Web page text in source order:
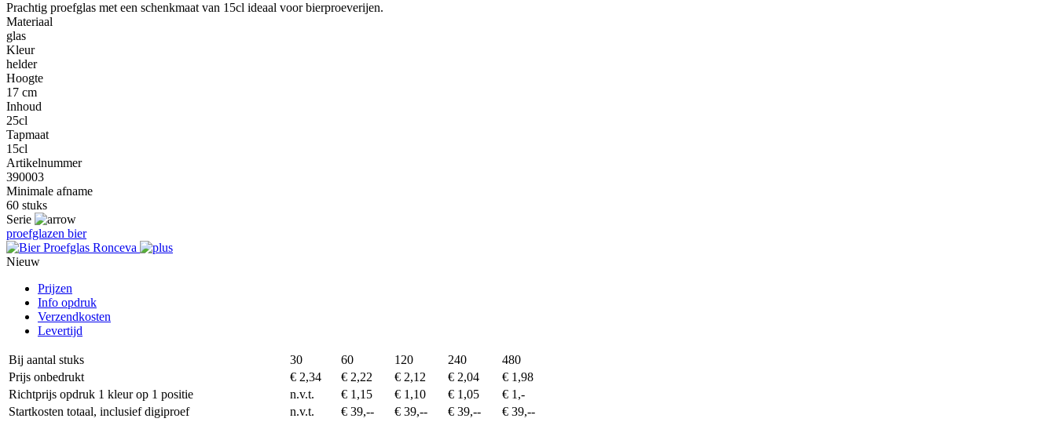
Prachtig proefglas met een schenkmaat van 15cl ideaal voor bierproeverijen.
Materiaal
glas
Kleur
helder
Hoogte
17 cm
Inhoud
25cl
Tapmaat
15cl
Artikelnummer
390003
Minimale afname
60 stuks
Serie
proefglazen bier
Nieuw
Prijzen
Info opdruk
Verzendkosten
Levertijd
Bij aantal stuks 30 60 120 240
480
Prijs onbedrukt
€ 2,34 € 2,22 € 2,12 € 2,04
€ 1,98
Richtprijs opdruk 1 kleur op 1 positie
n.v.t. € 1,15 € 1,10 € 1,05
€ 1,-
Startkosten totaal, inclusief digiproef
n.v.t. € 39,-- € 39,-- € 39,--
€ 39,--